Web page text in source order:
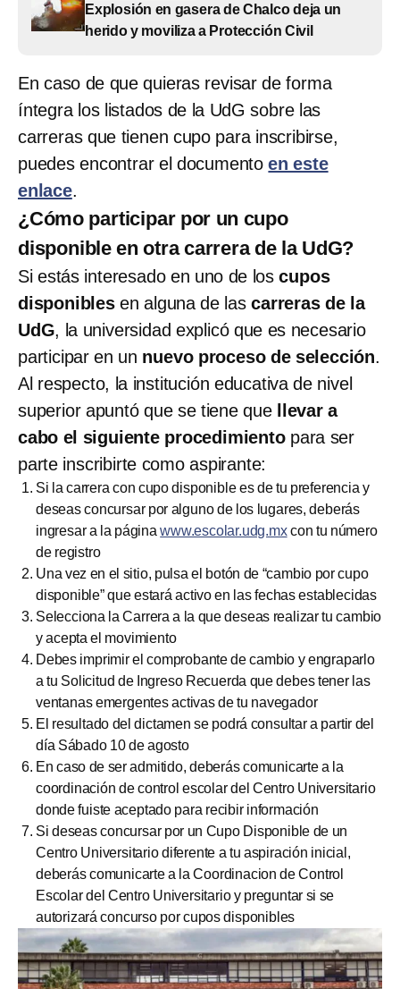
Explosión en gasera de Chalco deja un
herido y moviliza a Protección Civil
En caso de que quieras revisar de forma
íntegra los listados de la UdG sobre las
carreras que tienen cupo para inscribirse,
puedes encontrar el documentoen este
enlace.
¿Cómo participar por un cupo
disponible en otra carrera de la UdG?
Si estás interesado en uno de los cupos
disponiblesen alguna de lascarreras de la
UdG, la universidad explicó que es necesario
participar en un nuevo proceso de selección.
Al respecto, la institución educativa de nivel
superior apuntó que se tiene que
llevar a
cabo el siguiente procedimientopara ser
parte inscribirte como aspirante:
Si la carrera con cupo disponible es de tu preferencia y
deseas concursar por alguno de los lugares, deberás
ingresar a la páginawww.escolar.udg.mxcon tu número
de registro
Una vez en el sitio, pulsa el botón de “cambio por cupo
disponible” que estará activo en las fechas establecidas
Selecciona la Carrera a la que deseas realizar tu cambio
y acepta el movimiento
Debes imprimir el comprobante de cambio y engraparlo
a tu Solicitud de Ingreso Recuerda que debes tener las
ventanas emergentes activas de tu navegador
El resultado del dictamen se podrá consultar a partir del
día Sábado 10 de agosto
En caso de ser admitido, deberás comunicarte a la
coordinación de control escolar del Centro Universitario
donde fuiste aceptado para recibir información
Si deseas concursar por un Cupo Disponible de un
Centro Universitario diferente a tu aspiración inicial,
deberás comunicarte a la Coordinacion de Control
Escolar del Centro Universitario y preguntar si se
autorizará concurso por cupos disponibles